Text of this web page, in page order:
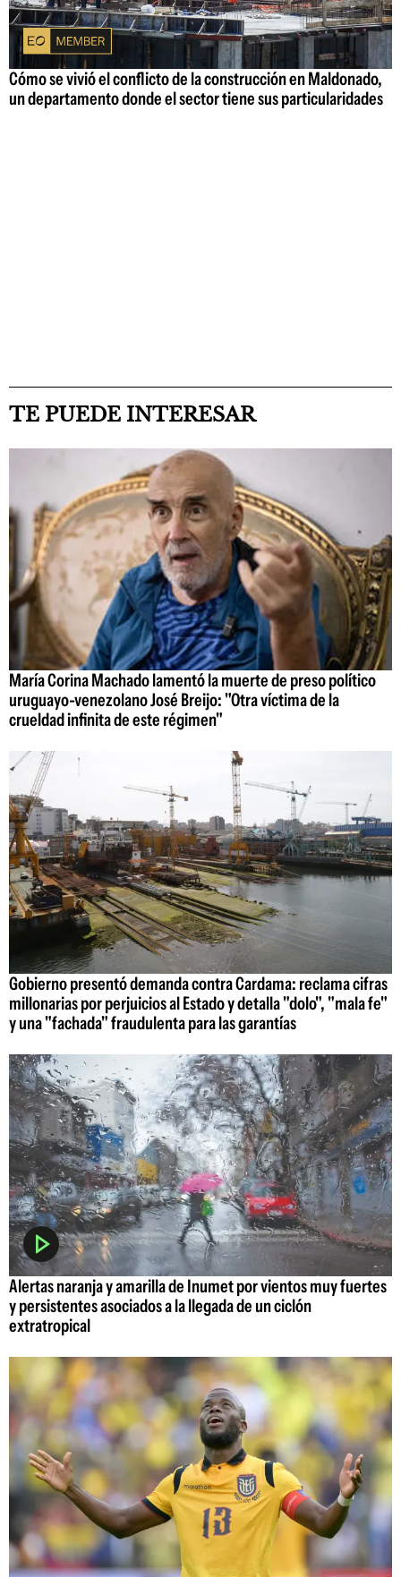
Cómo se vivió el conflicto de la construcción en Maldonado,
un departamento donde el sector tiene sus particularidades
TE PUEDE INTERESAR
María Corina Machado lamentó la muerte de preso político
uruguayo-venezolano José Breijo: "Otra víctima de la
crueldad infinita de este régimen"
Gobierno presentó demanda contra Cardama: reclama cifras
millonarias por perjuicios al Estado y detalla "dolo", "mala fe"
y una "fachada" fraudulenta para las garantías
Alertas naranja y amarilla de Inumet por vientos muy fuertes
y persistentes asociados a la llegada de un ciclón
extratropical